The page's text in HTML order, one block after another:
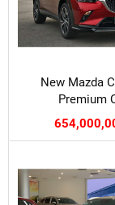
New Mazda
Premium